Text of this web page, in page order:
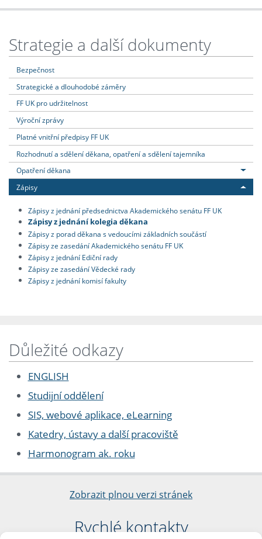
Strategie a další dokumenty
Bezpečnost
Strategické a dlouhodobé záměry
FF UK pro udržitelnost
Výroční zprávy
Platné vnitřní předpisy FF UK
Rozhodnutí a sdělení děkana, opatření a sdělení tajemníka
Opatření děkana
Zápisy
Zápisy z jednání předsednictva Akademického senátu FF UK
Zápisy z jednání kolegia děkana
Zápisy z porad děkana s vedoucími základních součástí
Zápisy ze zasedání Akademického senátu FF UK
Zápisy z jednání Ediční rady
Zápisy ze zasedání Vědecké rady
Zápisy z jednání komisí fakulty
Důležité odkazy
ENGLISH
Studijní oddělení
SIS, webové aplikace, eLearning
Katedry, ústavy a další pracoviště
Harmonogram ak. roku
Zobrazit plnou verzi stránek
Rychlé kontakty